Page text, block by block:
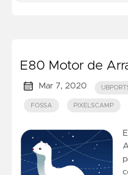
E80 Motor de
Mar 7, 2020
FOSSA PIXELSCAMP